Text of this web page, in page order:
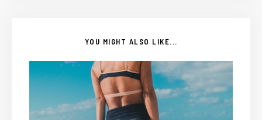
YOU MIGHT ALSO LIKE...